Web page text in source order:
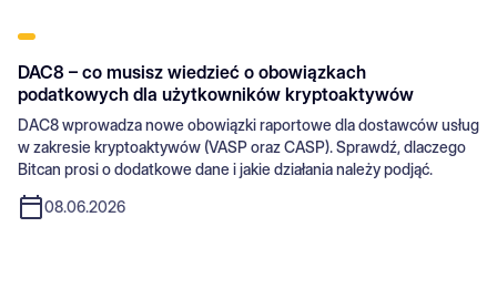
DAC8 – co musisz wiedzieć o obowiązkach
podatkowych dla użytkowników kryptoaktywów
DAC8 wprowadza nowe obowiązki raportowe dla dostawców usług
w zakresie kryptoaktywów (VASP oraz CASP). Sprawdź, dlaczego
Bitcan prosi o dodatkowe dane i jakie działania należy podjąć.
08.06.2026